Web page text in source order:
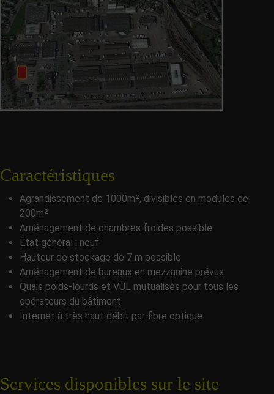
Caractéristiques
Agrandissement de 1000m², divisibles en modules de
200m²
Aménagement de chambres froides possible
État général : neuf
Hauteur de stockage de 7 m possible
Aménagement de bureaux en mezzanine prévus
Quais poids-lourds et VUL mutualisés pour tous les
opérateurs du bâtiment
Internet à très haut débit par fibre optique
Services disponibles sur le site